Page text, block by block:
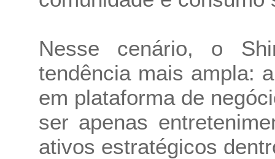
Nesse cenário, o
tendência mais ampla:
em plataforma de
ser apenas
ativos estratégicos